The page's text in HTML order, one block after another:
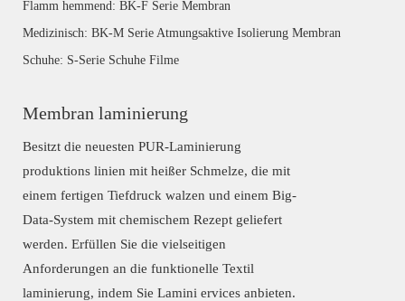
Flamm hemmend: BK-F Serie Membran
Medizinisch: BK-M Serie Atmungsaktive Isolierung Membran
Schuhe: S-Serie Schuhe Filme
Membran laminierung
Besitzt die neuesten PUR-Laminierung
produktions linien mit heißer Schmelze, die mit
einem fertigen Tiefdruck walzen und einem Big-
Data-System mit chemischem Rezept geliefert
werden. Erfüllen Sie die vielseitigen
Anforderungen an die funktionelle Textil
laminierung, indem Sie Lamini ervices anbieten.